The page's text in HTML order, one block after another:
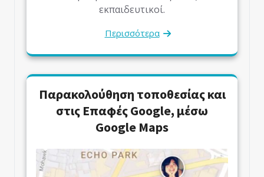
εκπαιδευτικοί.
Περισσότερα
Παρακολούθηση τοποθεσίας και
στις Επαφές Google, μέσω
Google Maps